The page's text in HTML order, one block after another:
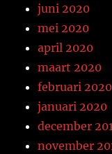
juni 2020
mei 2020
april 2020
maart 2020
februari 2020
januari 2020
december
november